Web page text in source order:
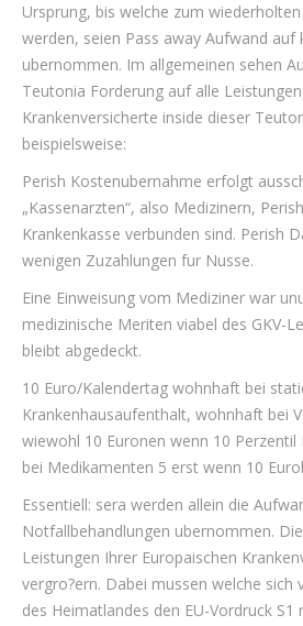
Ursprung, bis welche zum
werden, seien Pass away Aufwand auf
ubernommen. Im allgemeinen sehen
Teutonia Forderung auf alle
Krankenversicherte inside dieser
beispielsweise:
Perish Kostenubernahme erfolgt
„Kassenarzten“, also Medizinern,
Krankenkasse verbunden sind. Perish
wenigen Zuzahlungen fur Nusse.
Eine Einweisung vom Mediziner war
medizinische Meriten viabel des GKV-
bleibt abgedeckt.
10 Euro/Kalendertag wohnhaft bei
Krankenhausaufenthalt, wohnhaft bei
wiewohl 10 Euronen wenn 10
bei Medikamenten 5 erst wenn 10
Essentiell: sera werden allein die
Notfallbehandlungen ubernommen.
Leistungen Ihrer Europaischen
vergro?ern. Dabei mussen welche sich
des Heimatlandes den EU-Vordruck